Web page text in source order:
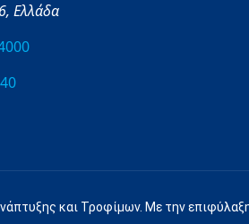
Ελλάδα
και Τροφίμων. Με την